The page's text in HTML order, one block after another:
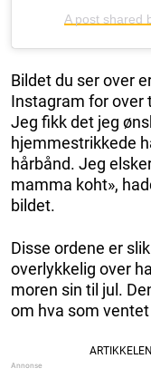
A post shared
Bildet du ser over
Instagram for over
Jeg fikk det jeg
hjemmestrikkede
hårbånd. Jeg
mamma koht»,
bildet.
Disse ordene er
overlykkelig over
moren sin til jul.
om hva som